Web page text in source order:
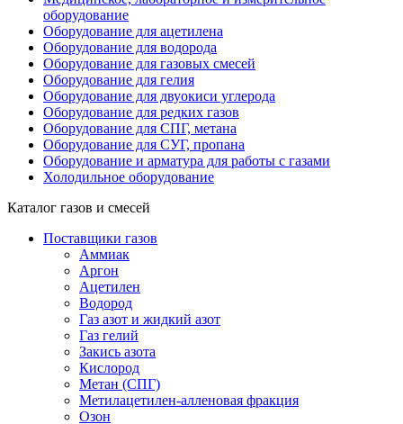
оборудование
Оборудование для ацетилена
Оборудование для водорода
Оборудование для газовых смесей
Оборудование для гелия
Оборудование для двуокиси углерода
Оборудование для редких газов
Оборудование для СПГ, метана
Оборудование для СУГ, пропана
Оборудование и арматура для работы с газами
Холодильное оборудование
Каталог газов и смесей
Поставщики газов
Аммиак
Аргон
Ацетилен
Водород
Газ азот и жидкий азот
Газ гелий
Закись азота
Кислород
Метан (СПГ)
Метилацетилен-алленовая фракция
Озон